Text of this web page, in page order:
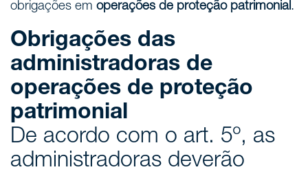
obrigações em operações de proteção patrimonial.
Obrigações das
administradoras de
operações de proteção
patrimonial
De acordo com o art. 5º, as
administradoras deverão